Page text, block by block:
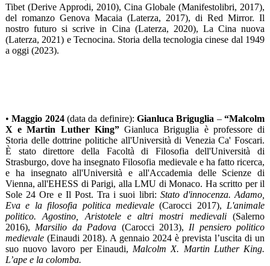
Tibet (Derive Approdi, 2010), Cina Globale (Manifestolibri, 2017),
del romanzo Genova Macaia (Laterza, 2017), di Red Mirror. Il
nostro futuro si scrive in Cina (Laterza, 2020), La Cina nuova
(Laterza, 2021) e Tecnocina. Storia della tecnologia cinese dal 1949
a oggi (2023).
•Maggio 2024(data da definire):Gianluca Briguglia –“Malcolm
X e Martin Luther King”Gianluca Briguglia è professore di
Storia delle dottrine politiche all'Università di Venezia Ca' Foscari.
È stato direttore della Facoltà di Filosofia dell'Università di
Strasburgo, dove ha insegnato Filosofia medievale e ha fatto ricerca,
e ha insegnato all'Università e all'Accademia delle Scienze di
Vienna, all'EHESS di Parigi, alla LMU di Monaco. Ha scritto per il
Sole 24 Ore e Il Post. Tra i suoi libri: Stato d'innocenza. Adamo,
Eva e la filosofia politica medievale(Carocci 2017), L'animale
politico. Agostino, Aristotele e altri mostri medievali(Salerno
2016), Marsilio da Padova (Carocci 2013), Il pensiero politico
medievale (Einaudi 2018). A gennaio 2024 è prevista l’uscita di un
suo nuovo lavoro per Einaudi, Malcolm X. Martin Luther King.
L’ape e la colomba.